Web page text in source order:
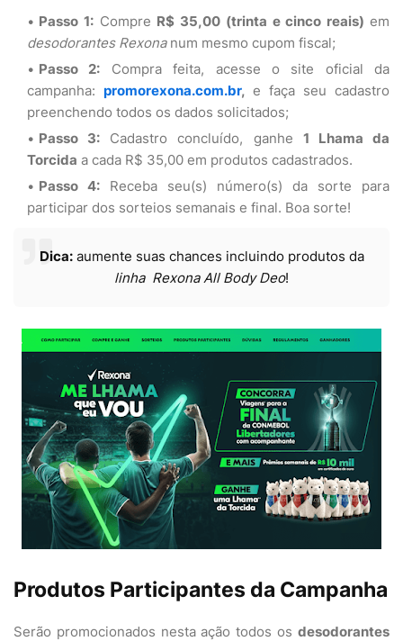
Passo 1:Compre R$ 35,00 (trinta e cinco reais)em
desodorantes Rexona num mesmo cupom fiscal;
Passo 2: Compra feita, acesse o site oficial da
campanha: promorexona.com.br, e faça seu cadastro
preenchendo todos os dados solicitados;
Passo 3: Cadastro concluído, ganhe 1 Lhama da
Torcida a cada R$ 35,00 em produtos cadastrados.
Passo 4: Receba seu(s) número(s) da sorte para
participar dos sorteios semanais e final. Boa sorte!
Dica:aumente suas chances incluindo produtos da
linha Rexona All Body Deo!
Produtos Participantes da Campanha
Serão promocionados nesta ação todos os desodorantes